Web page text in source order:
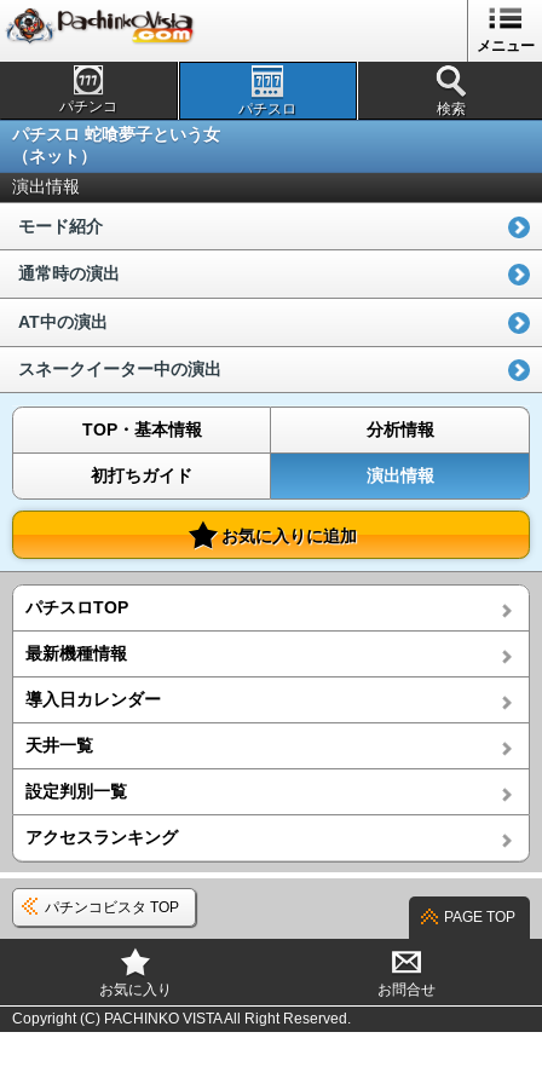
メニュー
パチンコ パチスロ 検索
パチスロ 蛇喰夢子という女
（ネット）
演出情報
モード紹介
通常時の演出
AT中の演出
スネークイーター中の演出
TOP・基本情報 分析情報
初打ちガイド 演出情報
お気に入りに追加
パチスロTOP
最新機種情報
導入日カレンダー
天井一覧
設定判別一覧
アクセスランキング
パチンコビスタ TOP
PAGE TOP
お気に入り
お問合せ
Copyright (C) PACHINKO VISTA All Right Reserved.